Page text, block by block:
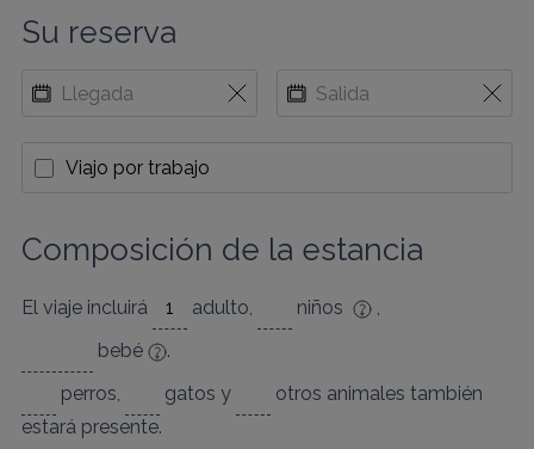
Su reserva
Viajo por trabajo
Composición de la estancia
El viaje incluirá adulto, niños
,
bebé
.
perros, gatos y otros animales también
estará presente.